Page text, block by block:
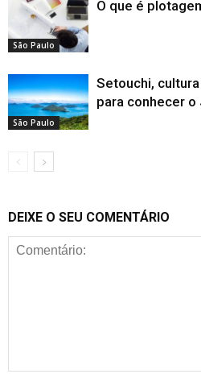
São Paulo
O que é
São Paulo
Setouchi,
para conhecer
DEIXE O SEU COMENTÁRIO